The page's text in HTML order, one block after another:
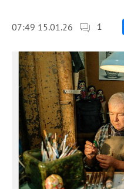
07:49 15.01.26 1